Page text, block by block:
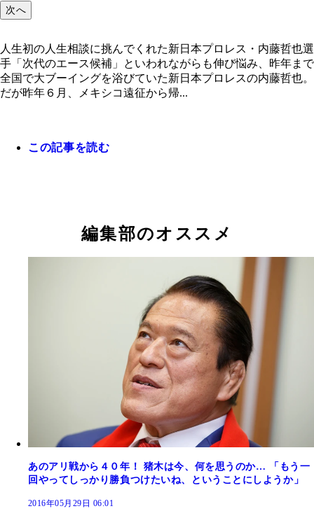
次へ
人生初の人生相談に挑んでくれた新日本プロレス・内藤哲也選
手「次代のエース候補」といわれながらも伸び悩み、昨年まで
全国で大ブーイングを浴びていた新日本プロレスの内藤哲也。
だが昨年６月、メキシコ遠征から帰...
この記事を読む
編集部のオススメ
あのアリ戦から４０年！ 猪木は今、何を思うのか… 「もう一
回やってしっかり勝負つけたいね、ということにしようか」
2016年05月29日 06:01